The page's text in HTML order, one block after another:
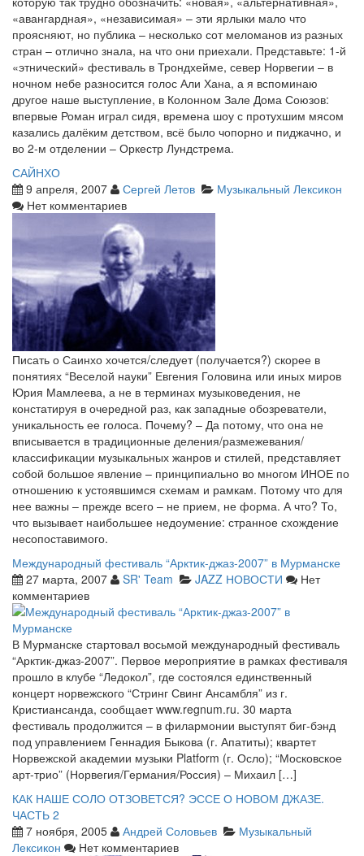
«авангардная», «независимая» – эти ярлыки мало что
проясняют, но публика – несколько сот меломанов из разных
стран – отлично знала, на что они приехали. Представьте: 1-й
«этнический» фестиваль в Трондхейме, север Норвегии – в
ночном небе разносится голос Али Хана, а я вспоминаю
другое наше выступление, в Колонном Зале Дома Союзов:
впервые Роман играл сидя, времена шоу с протухшим мясом
казались далёким детством, всё было чопорно и пиджачно, и
во 2-м отделении – Оркестр Лундстрема.
САЙНХО
9 апреля, 2007
Сергей Летов
Музыкальный Лексикон
Нет комментариев
Писать о Саинхо хочется/следует (получается?) скорее в
понятиях “Веселой науки” Евгения Головина или иных миров
Юрия Мамлеева, а не в терминах музыковедения, не
констатируя в очередной раз, как западные обозреватели,
уникальность ее голоса. Почему? – Да потому, что она не
вписывается в традиционные деления/размежевания/
классификации музыкальных жанров и стилей, представляет
собой большое явление – принципиально во многом ИНОЕ по
отношению к устоявшимся схемам и рамкам. Потому что для
нее важны – прежде всего – не прием, не форма. А что? То,
что вызывает наибольшее недоумение: странное схождение
несопоставимого.
Международный фестиваль “Арктик-джаз-2007” в Мурманске
27 марта, 2007
SR' Team JAZZ НОВОСТИ
Нет
комментариев
В Мурманске стартовал восьмой международный фестиваль
“Арктик-джаз-2007”. Первое мероприятие в рамках фестиваля
прошло в клубе “Ледокол”, где состоялся единственный
концерт норвежского “Стринг Свинг Ансамбля” из г.
Кристиансанда, сообщает www.regnum.ru. 30 марта
фестиваль продолжится – в филармонии выступят биг-бэнд
под управлением Геннадия Быкова (г. Апатиты); квартет
Норвежской академии музыки Platform (г. Осло); “Московское
арт-трио” (Норвегия/Германия/Россия) – Михаил […]
КАК НАШЕ СОЛО ОТЗОВЕТСЯ? ЭССЕ О НОВОМ ДЖАЗЕ.
ЧАСТЬ 2
7 ноября, 2005
Андрей Соловьев
Музыкальный
Лексикон
Нет комментариев